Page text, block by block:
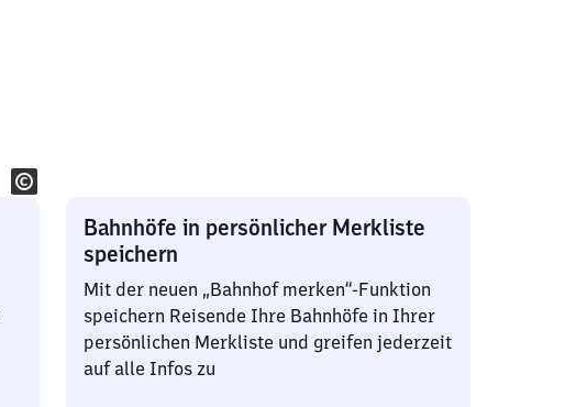
Bahnhöfe in persönlicher Merkliste
speichern
Mit der neuen „Bahnhof merken“-Funktion
speichern Reisende Ihre Bahnhöfe in Ihrer
persönlichen Merkliste und greifen jederzeit
auf alle Infos zu